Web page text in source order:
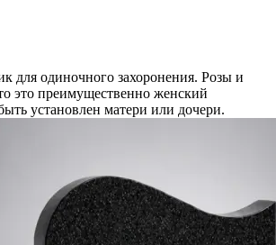
для одиночного захоронения. Розы и
это преимущественно женский
установлен матери или дочери.